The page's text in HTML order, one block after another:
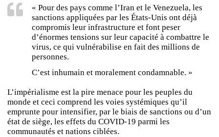
« Pour des pays comme l’Iran et le Venezuela, les
sanctions appliquées par les États-Unis ont déjà
compromis leur infrastructure et font peser
d’énormes tensions sur leur capacité à combattre le
virus, ce qui vulnérabilise en fait des millions de
personnes.
C’est inhumain et moralement condamnable. »
L’impérialisme est la pire menace pour les peuples du
monde et ceci comprend les voies systémiques qu’il
emprunte pour intensifier, par le biais de sanctions ou d’un
état de siège, les effets du COVID-19 parmi les
communautés et nations ciblées.